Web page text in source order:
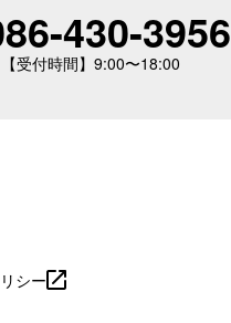
430-3956
【受付時間】9:00〜18:00
シー